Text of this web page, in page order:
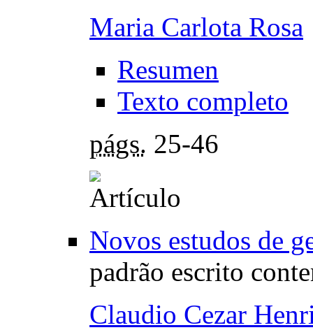
Maria Carlota Rosa
Resumen
Texto completo
págs. 25-46
Novos estudos de
padrão escrito
Claudio Cezar